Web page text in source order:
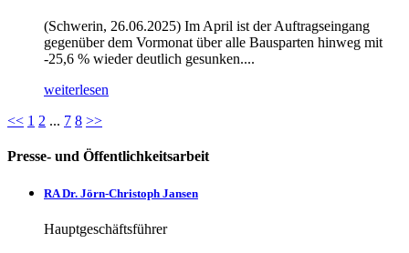
(Schwerin, 26.06.2025) Im April ist der Auftragseingang
gegenüber dem Vormonat über alle Bausparten hinweg mit
-25,6 % wieder deutlich gesunken....
weiterlesen
<< 1 2 ... 7 8 >>
Presse- und Öffentlichkeitsarbeit
RA Dr. Jörn-Christoph Jansen
Hauptgeschäftsführer